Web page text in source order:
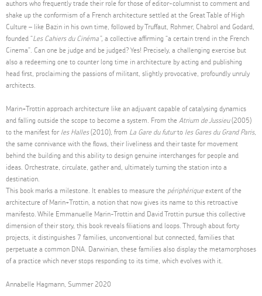
authors who frequently trade their role for those of editor-columnist to comment and
shake up the conformism of a French architecture settled at the Great Table of High
Culture – like Bazin in his own time, followed by Truffaut, Rohmer, Chabrol and Godard,
founded “Les Cahiers du Cinéma”, a collective affirming “a certain trend in the French
Cinema”. Can one be judge and be judged? Yes! Precisely, a challenging exercise but
also a redeeming one to counter long time in architecture by acting and publishing
head first, proclaiming the passions of militant, slightly provocative, profoundly unruly
architects.
Marin+Trottin approach architecture like an adjuvant capable of catalysing dynamics
and falling outside the scope to become a system. From the Atrium de Jussieu(2005)
to the manifest for les Halles(2010), from La Gare du futurto les Gares du Grand Paris,
the same connivance with the flows, their liveliness and their taste for movement
behind the building and this ability to design genuine interchanges for people and
ideas. Orchestrate, circulate, gather and, ultimately turning the station into a
destination.
This book marks a milestone. It enables to measure the périphériqueextent of the
architecture of Marin+Trottin, a notion that now gives its name to this retroactive
manifesto. While Emmanuelle Marin-Trottin and David Trottin pursue this collective
dimension of their story, this book reveals filiations and loops. Through about forty
projects, it distinguishes 7 families, unconventional but connected, families that
perpetuate a common DNA. Darwinian, these families also display the metamorphoses
of a practice which never stops responding to its time, which evolves with it.
Annabelle Hagmann, Summer 2020